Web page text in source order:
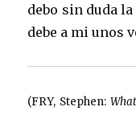
debo sin duda
debe a mi unos
(FRY, Stephen: